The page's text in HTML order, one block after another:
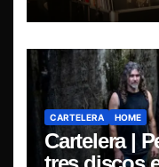
CARTELERA HOME
Cartelera |